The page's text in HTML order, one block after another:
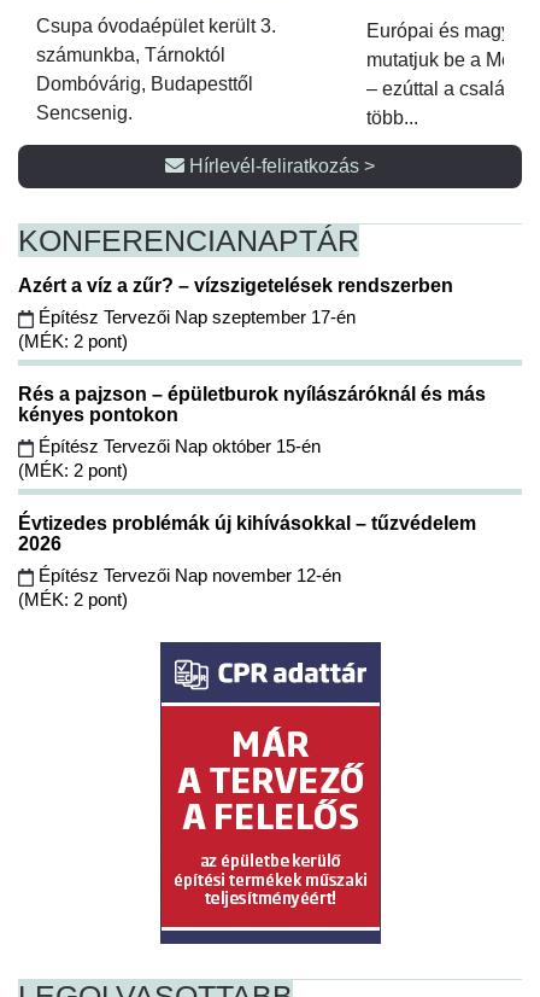
Csupa óvodaépület került 3.
számunkba, Tárnoktól
Dombóvárig, Budapesttől
Sencsenig.
Európai és magyar
mutatjuk be a
– ezúttal a családi
több...
Hírlevél-feliratkozás >
KONFERENCIANAPTÁR
Azért a víz a zűr? – vízszigetelések rendszerben
Építész Tervezői Nap szeptember 17-én
(MÉK: 2 pont)
Rés a pajzson – épületburok nyílászáróknál és más
kényes pontokon
Építész Tervezői Nap október 15-én
(MÉK: 2 pont)
Évtizedes problémák új kihívásokkal – tűzvédelem
2026
Építész Tervezői Nap november 12-én
(MÉK: 2 pont)